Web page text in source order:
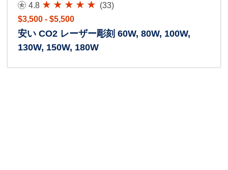
4.8
(33)
$3,500 - $5,500
安い CO2 レーザー彫刻 60W, 80W, 100W,
130W, 150W, 180W